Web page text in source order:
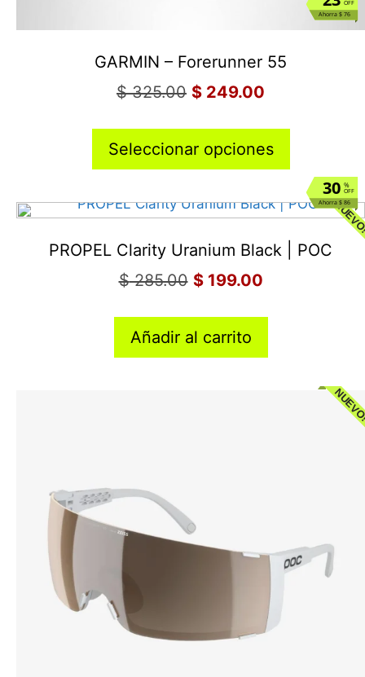
OFF
Ahorra $ 76
GARMIN – Forerunner 55
$325.00 $ 249.00
Seleccionar opciones
%
OFF
30
Ahorra $ 86
PROPEL Clarity Uranium Black | POC
$285.00 $199.00
Añadir al carrito